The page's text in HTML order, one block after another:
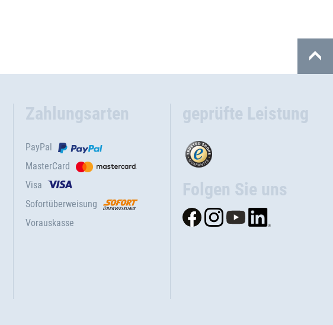
Zahlungsarten
PayPal
MasterCard
Visa
Sofortüberweisung
Vorauskasse
geprüfte Leistung
Folgen Sie uns